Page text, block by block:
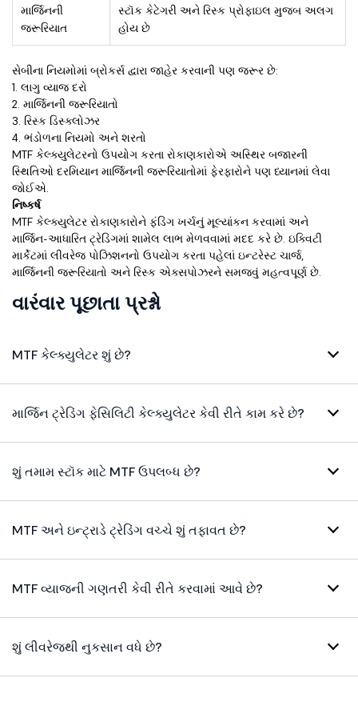
માર્જિનની
જરૂરિયાત
સ્ટૉક કેટેગરી અને રિસ્ક પ્રોફાઇલ મુજબ અલગ
હોય છે
સેબીના નિયમોમાં બ્રોકર્સ દ્વારા જાહેર કરવાની પણ જરૂર છે:
1. લાગુ વ્યાજ દરો
2. માર્જિનની જરૂરિયાતો
3. રિસ્ક ડિસ્ક્લોઝર
4. ભંડોળના નિયમો અને શરતો
MTF કેલ્ક્યુલેટરનો ઉપયોગ કરતા રોકાણકારોએ અસ્થિર બજારની
સ્થિતિઓ દરમિયાન માર્જિનની જરૂરિયાતોમાં ફેરફારોને પણ ધ્યાનમાં લેવા
જોઈએ.
નિષ્કર્ષ
MTF કેલ્ક્યુલેટર રોકાણકારોને ફંડિંગ ખર્ચનું મૂલ્યાંકન કરવામાં અને
માર્જિન-આધારિત ટ્રેડિંગમાં શામેલ લાભ મેળવવામાં મદદ કરે છે. ઇક્વિટી
માર્કેટમાં લીવરેજ પોઝિશનનો ઉપયોગ કરતા પહેલાં ઇન્ટરેસ્ટ ચાર્જ,
માર્જિનની જરૂરિયાતો અને રિસ્ક એક્સપોઝરને સમજવું મહત્વપૂર્ણ છે.
વારંવાર પૂછાતા પ્રશ્નો
MTF કેલ્ક્યુલેટર શું છે?
માર્જિન ટ્રેડિંગ ફેસિલિટી કેલ્ક્યુલેટર કેવી રીતે કામ કરે છે?
શું તમામ સ્ટૉક માટે MTF ઉપલબ્ધ છે?
MTF અને ઇન્ટ્રાડે ટ્રેડિંગ વચ્ચે શું તફાવત છે?
MTF વ્યાજની ગણતરી કેવી રીતે કરવામાં આવે છે?
શું લીવરેજથી નુકસાન વધે છે?